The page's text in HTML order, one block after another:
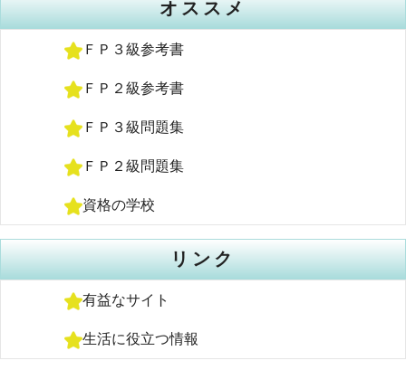
オススメ
ＦＰ３級参考書
ＦＰ２級参考書
ＦＰ３級問題集
ＦＰ２級問題集
資格の学校
リンク
有益なサイト
生活に役立つ情報